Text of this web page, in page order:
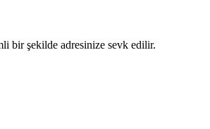
bir şekilde adresinize sevk edilir.